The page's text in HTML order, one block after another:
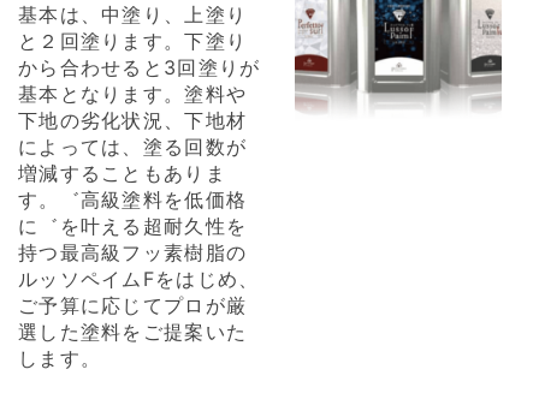
基本は、中塗り、上塗り
と２回塗ります。下塗り
から合わせると3回塗りが
基本となります。塗料や
下地の劣化状況、下地材
によっては、塗る回数が
増減することもありま
す。゛高級塗料を低価格
に゛を叶える超耐久性を
持つ最高級フッ素樹脂の
ルッソペイムFをはじめ、
ご予算に応じてプロが厳
選した塗料をご提案いた
します。